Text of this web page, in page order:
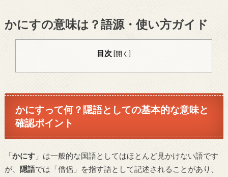
かにすの意味は？語源・使い方ガイド
目次 [開く]
かにすって何？隠語としての基本的な意味と
確認ポイント
「かにす」は一般的な国語としてはほとんど見かけない語です
が、 隠語では「僧侶」を指す語として記述されることがあり、